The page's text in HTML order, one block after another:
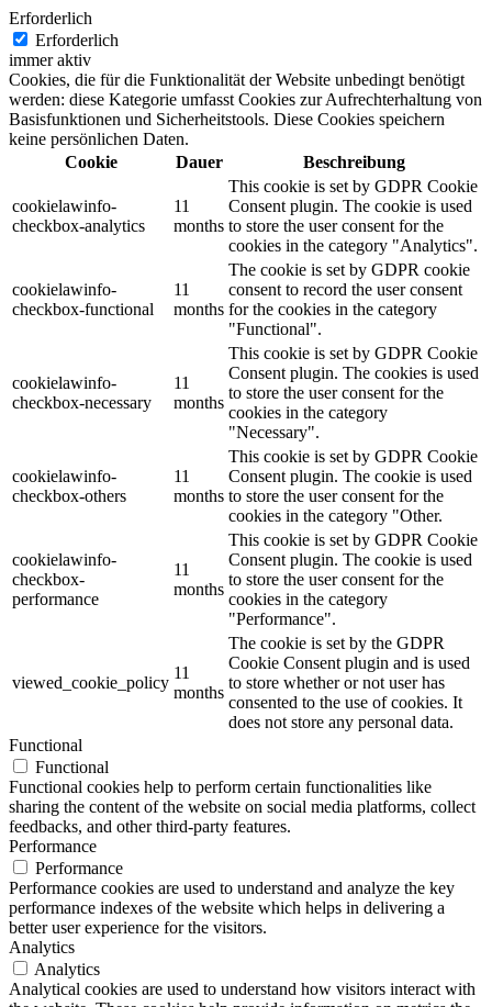
Erforderlich
Erforderlich
immer aktiv
Cookies, die für die Funktionalität der Website unbedingt benötigt
werden: diese Kategorie umfasst Cookies zur Aufrechterhaltung von
Basisfunktionen und Sicherheitstools. Diese Cookies speichern
keine persönlichen Daten.
Cookie
Dauer Beschreibung
cookielawinfo-
checkbox-analytics
11
months
This cookie is set by GDPR Cookie
Consent plugin. The cookie is used
to store the user consent for the
cookies in the category "Analytics".
cookielawinfo-
checkbox-functional
11
months
The cookie is set by GDPR cookie
consent to record the user consent
for the cookies in the category
"Functional".
cookielawinfo-
checkbox-necessary
11
months
This cookie is set by GDPR Cookie
Consent plugin. The cookies is used
to store the user consent for the
cookies in the category
"Necessary".
cookielawinfo-
checkbox-others
11
months
This cookie is set by GDPR Cookie
Consent plugin. The cookie is used
to store the user consent for the
cookies in the category "Other.
cookielawinfo-
checkbox-
performance
11
months
This cookie is set by GDPR Cookie
Consent plugin. The cookie is used
to store the user consent for the
cookies in the category
"Performance".
viewed_cookie_policy
11
months
The cookie is set by the GDPR
Cookie Consent plugin and is used
to store whether or not user has
consented to the use of cookies. It
does not store any personal data.
Functional
Functional
Functional cookies help to perform certain functionalities like
sharing the content of the website on social media platforms, collect
feedbacks, and other third-party features.
Performance
Performance
Performance cookies are used to understand and analyze the key
performance indexes of the website which helps in delivering a
better user experience for the visitors.
Analytics
Analytics
Analytical cookies are used to understand how visitors interact with